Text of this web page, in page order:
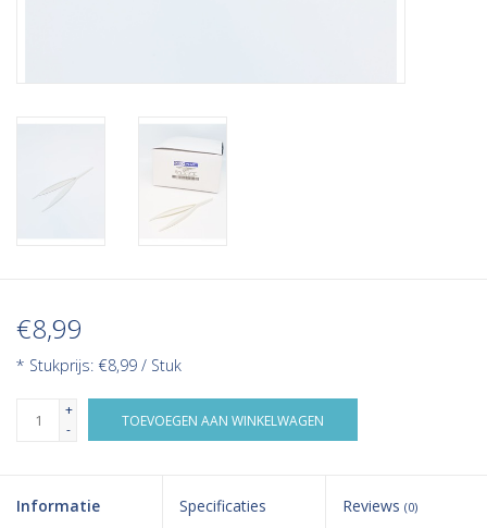
welke zijn het beste?
€8,99
* Stukprijs: €8,99 / Stuk
+
-
TOEVOEGEN AAN WINKELWAGEN
Informatie Specificaties Reviews (0)